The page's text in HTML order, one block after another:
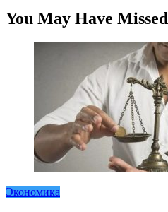
You May Have Missed
Экономика